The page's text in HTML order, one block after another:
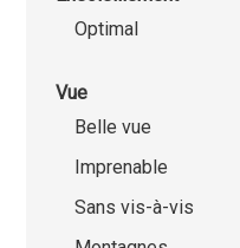
Optimal
Vue
Belle vue
Imprenable
Sans vis-à-vis